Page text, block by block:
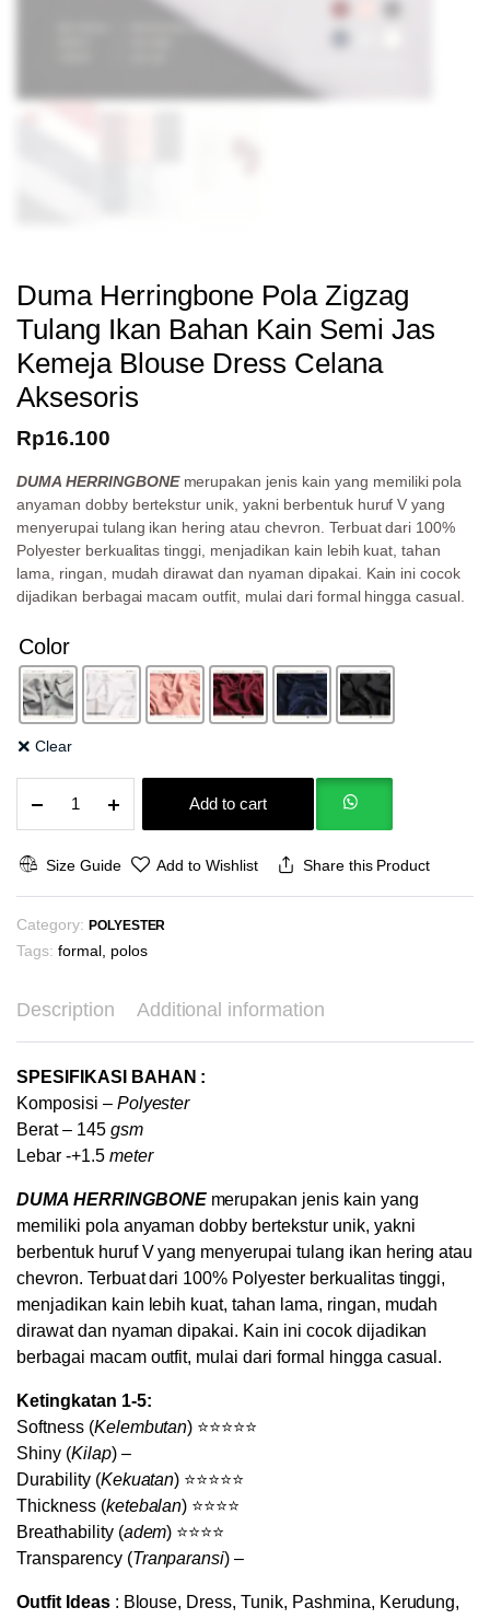
Duma Herringbone Pola Zigzag
Tulang Ikan Bahan Kain Semi Jas
Kemeja Blouse Dress Celana
Aksesoris
Rp16.100
DUMA HERRINGBONEmerupakan jenis kain yang memiliki pola
anyaman dobby bertekstur unik, yakni berbentuk huruf V yang
menyerupai tulang ikan hering atau chevron. Terbuat dari 100%
Polyester berkualitas tinggi, menjadikan kain lebih kuat, tahan
lama, ringan, mudah dirawat dan nyaman dipakai. Kain ini cocok
dijadikan berbagai macam outfit, mulai dari formal hingga casual.
Color
Clear
Herringbone
Pola
Zigzag
Ikan
Bahan
Kain
Kemeja
Blouse
Celana
Aksesoris
quantity
Add to cart
Size Guide Add to Wishlist Share this Product
Category: POLYESTER
Tags: formal, polos
Description Additional information
SPESIFIKASI BAHAN :
Komposisi – Polyester
Berat – 145gsm
Lebar -+1.5 meter
DUMA HERRINGBONEmerupakan jenis kain yang
memiliki pola anyaman dobby bertekstur unik, yakni
berbentuk huruf V yang menyerupai tulang ikan hering atau
chevron. Terbuat dari 100% Polyester berkualitas tinggi,
menjadikan kain lebih kuat, tahan lama, ringan, mudah
dirawat dan nyaman dipakai. Kain ini cocok dijadikan
berbagai macam outfit, mulai dari formal hingga casual.
Ketingkatan 1-5:
Softness (Kelembutan) ⭐⭐⭐⭐⭐
Shiny (Kilap) –
Durability (Kekuatan) ⭐⭐⭐⭐⭐
Thickness (ketebalan) ⭐⭐⭐⭐
Breathability (adem) ⭐⭐⭐⭐
Transparency (Tranparansi) –
Outfit Ideas: Blouse, Dress, Tunik, Pashmina, Kerudung,